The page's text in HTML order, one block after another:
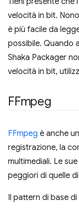
velocità in bit.
è più facile da
possibile. Quando
Shaka Packager
velocità in bit,
FFmpeg
FFmpeg è anche
registrazione, la
multimediali. Le
peggiori di quelle
Il pattern di base